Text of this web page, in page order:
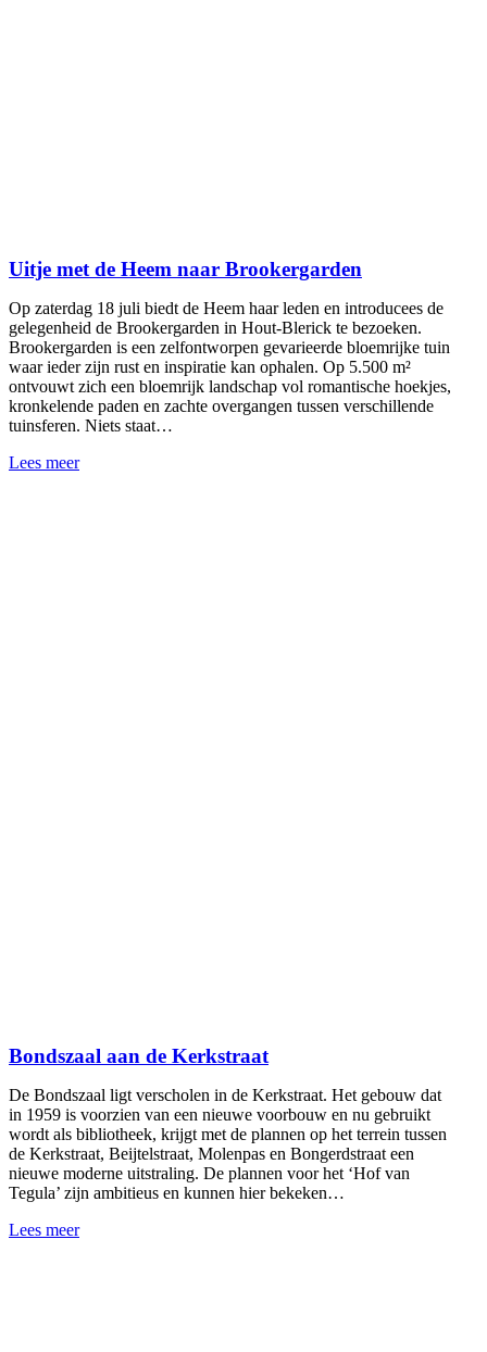
Uitje met de Heem naar Brookergarden
Op zaterdag 18 juli biedt de Heem haar leden en introducees de
gelegenheid de Brookergarden in Hout-Blerick te bezoeken.
Brookergarden is een zelfontworpen gevarieerde bloemrijke tuin
waar ieder zijn rust en inspiratie kan ophalen. Op 5.500 m²
ontvouwt zich een bloemrijk landschap vol romantische hoekjes,
kronkelende paden en zachte overgangen tussen verschillende
tuinsferen. Niets staat…
Lees meer
Bondszaal aan de Kerkstraat
De Bondszaal ligt verscholen in de Kerkstraat. Het gebouw dat
in 1959 is voorzien van een nieuwe voorbouw en nu gebruikt
wordt als bibliotheek, krijgt met de plannen op het terrein tussen
de Kerkstraat, Beijtelstraat, Molenpas en Bongerdstraat een
nieuwe moderne uitstraling. De plannen voor het ‘Hof van
Tegula’ zijn ambitieus en kunnen hier bekeken…
Lees meer